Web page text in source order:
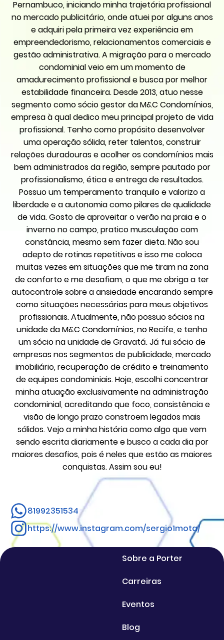
Pernambuco, iniciando minha trajetória profissional
no mercado publicitário, onde atuei por alguns anos
e adquiri pela primeira vez experiência em
empreendedorismo, relacionamentos comerciais e
gestão administrativa. A migração para o mercado
condominial veio em um momento de
amadurecimento profissional e busca por melhor
estabilidade financeira. Desde 2013, atuo nesse
segmento como sócio gestor da M&C Condomínios,
empresa à qual dedico meu principal projeto de vida
profissional. Tenho como propósito desenvolver
uma operação sólida, reter talentos, construir
relações duradouras e acolher os condomínios mais
bem administrados da região, sempre pautado por
profissionalismo, ética e entrega de resultados.
Possuo um temperamento tranquilo e valorizo a
liberdade e a autonomia como pilares de qualidade
de vida. Gosto de aproveitar o verão na praia e o
inverno no campo, pratico musculação com
constância, mesmo sem fazer dieta. Não sou
adepto de rotinas repetitivas e isso me coloca
muitas vezes em situações que me tiram na zona
de conforto e me desafiam, o que me obriga a ter
autocontrole sobre a ansiedade encarando sempre
como situações necessárias para meus objetivos
profissionais. Atualmente, não possuo sócios na
unidade da M&C Condomínios, no Recife, e tenho
um sócio na unidade de Gravatá. Já fui sócio de
empresas nos segmentos de publicidade, mercado
imobiliário, recuperação de crédito e treinamento
de equipes condominiais. Hoje, escolhi concentrar
minha atuação exclusivamente na administração
condominial, acreditando que foco, consistência e
visão de longo prazo constroem legados mais
sólidos. Vejo a minha história como algo que vem
sendo escrita diariamente e busco a cada dia por
maiores desafios, pois é neles que estão as maiores
conquistas. Assim sou eu!
81992351534
https://www.instagram.com/sergio1mota/
Sobre a Porter
Carreiras
Eventos
Blog